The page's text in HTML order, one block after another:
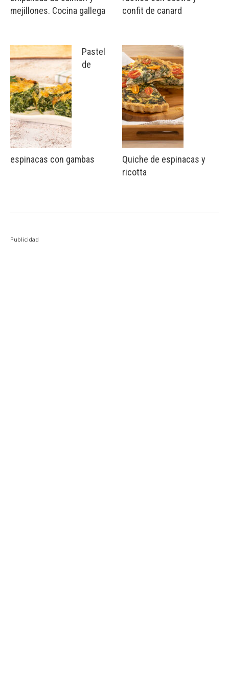
mejillones. Cocina gallega
Pastel
de
espinacas con gambas
confit de canard
Quiche de espinacas y
ricotta
Publicidad